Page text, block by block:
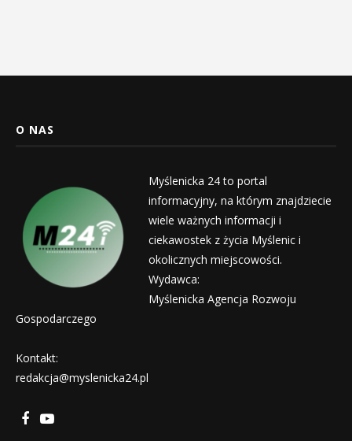
O NAS
Myślenicka 24 to portal
informacyjny, na którym znajdziecie
wiele ważnych informacji i
ciekawostek z życia Myślenic i
okolicznych miejscowości.
Wydawca:
Myślenicka Agencja Rozwoju
Gospodarczego
Kontakt:
redakcja@myslenicka24.pl